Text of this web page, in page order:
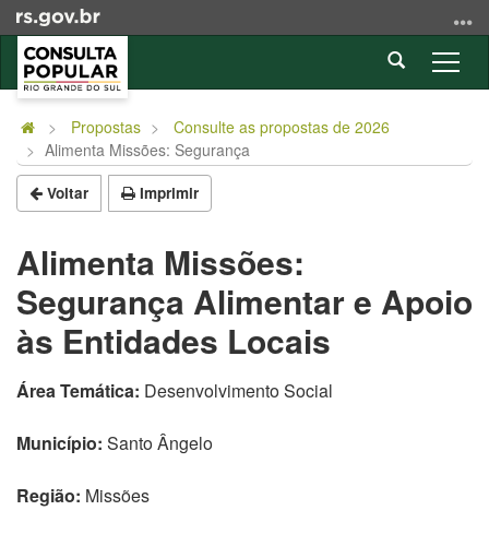
para
conteúdo
para
menu
para
busca
a
Abrir
a
Início
conteúdo
Propostas
Consulte as propostas de 2026
Alimenta Missões: Segurança
Voltar Imprimir
Alimenta Missões:
Segurança Alimentar e Apoio
às Entidades Locais
Área Temática: Desenvolvimento Social
Município: Santo Ângelo
Região: Missões